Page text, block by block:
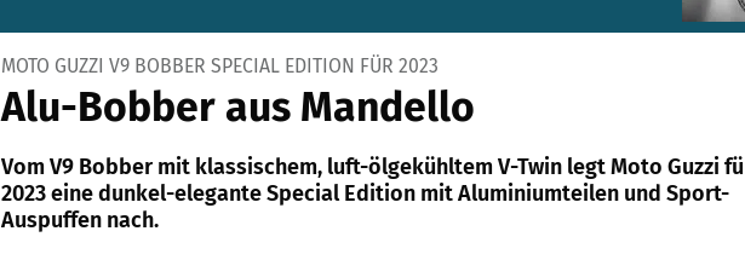
MOTO GUZZI V9 BOBBER SPECIAL EDITION FÜR 2023
Alu-Bobber aus Mandello
Vom V9 Bobber mit klassischem, luft-ölgekühltem V-Twin legt Moto Guzzi
2023 eine dunkel-elegante Special Edition mit Aluminiumteilen und Sport-
Auspuffen nach.